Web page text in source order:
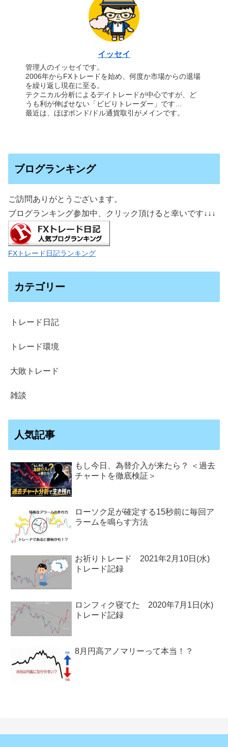
イッセイ
管理人のイッセイです。
2006年からFXトレードを始め、何度か市場からの退場
を繰り返し現在に至る。
テクニカル分析によるデイトレードが中心ですが、ど
うも利が伸ばせない「ビビりトレーダー」です…
最近は、ほぼポンド/ドル通貨取引がメインです。
ブログランキング
ご訪問ありがとうございます。
ブログランキング参加中、クリック頂けると幸いです↓↓↓
FXトレード日記ランキング
カテゴリー
トレード日記
トレード環境
大敗トレード
雑談
人気記事
もし今日、為替介入が来たら？ ＜過去
チャートを徹底検証＞
ローソク足が確定する15秒前に毎回ア
ラームを鳴らす方法
お祈りトレード 2021年2月10日(水)
トレード記録
ロンフィク寝てた 2020年7月1日(水)
トレード記録
8月円高アノマリーって本当！？